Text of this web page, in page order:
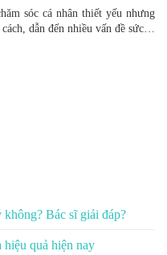
sóc cá nhân thiết yếu nhưng
dẫn đến nhiều vấn đề sức…
Bác sĩ giải đáp?
hiệu quả hiện nay